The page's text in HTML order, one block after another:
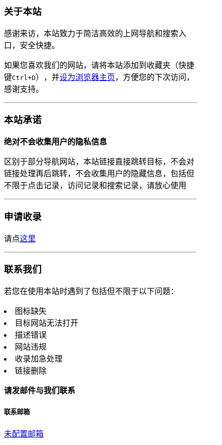
关于本站
感谢来访，本站致力于简洁高效的上网导航和搜索入
口，安全快捷。
如果您喜欢我们的网站，请将本站添加到收藏夹（快捷
键Ctrl+D），并设为浏览器主页，方便您的下次访问，
感谢支持。
本站承诺
绝对不会收集用户的隐私信息
区别于部分导航网站，本站链接直接跳转目标，不会对
链接处理再后跳转，不会收集用户的隐藏信息，包括但
不限于点击记录，访问记录和搜索记录，请放心使用
申请收录
请点这里
联系我们
若您在使用本站时遇到了包括但不限于以下问题：
图标缺失
目标网站无法打开
描述错误
网站违规
收录加急处理
链接删除
请发邮件与我们联系
联系邮箱
未配置邮箱